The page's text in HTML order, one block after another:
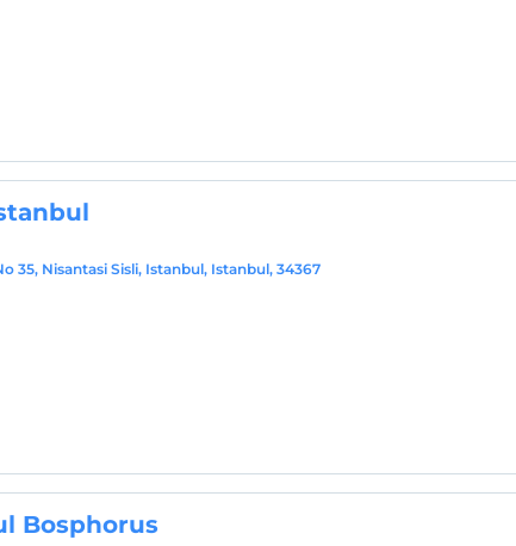
35, Nisantasi Sisli, Istanbul, Istanbul, 34367
Bosphorus